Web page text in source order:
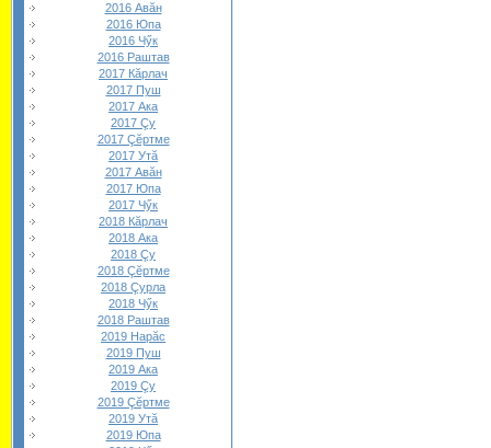
2016 Авăн
2016 Юпа
2016 Чӳк
2016 Раштав
2017 Кăрлач
2017 Пуш
2017 Ака
2017 Çу
2017 Çĕртме
2017 Утă
2017 Авăн
2017 Юпа
2017 Чӳк
2018 Кăрлач
2018 Ака
2018 Çу
2018 Çĕртме
2018 Çурла
2018 Чӳк
2018 Раштав
2019 Нарăс
2019 Пуш
2019 Ака
2019 Çу
2019 Çĕртме
2019 Утă
2019 Юпа